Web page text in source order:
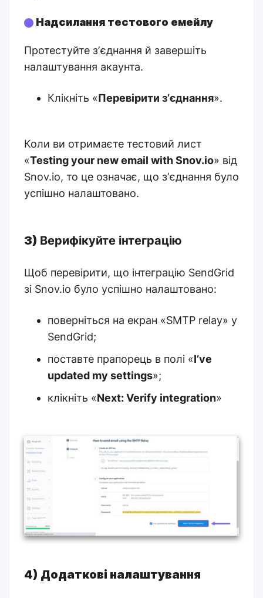
Надсилання тестового емейлу
Протестуйте зʼєднання й завершіть
налаштування акаунта.
Клікніть «Перевірити зʼєднання».
Коли ви отримаєте тестовий лист
«Testing your new email with Snov.io» від
Snov.io, то це означає, що зʼєднання було
успішно налаштовано.
3) Верифікуйте інтеграцію
Щоб перевірити, що інтеграцію SendGrid
зі Snov.io було успішно налаштовано:
поверніться на екран «SMTP relay» у
SendGrid;
поставте прапорець в полі «I’ve
updated my settings»;
клікніть «Next: Verify integration»
4) Додаткові налаштування